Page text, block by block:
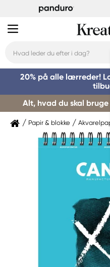
20% på alle lærreder!
Alt, hvad du skal
Papir & blokke